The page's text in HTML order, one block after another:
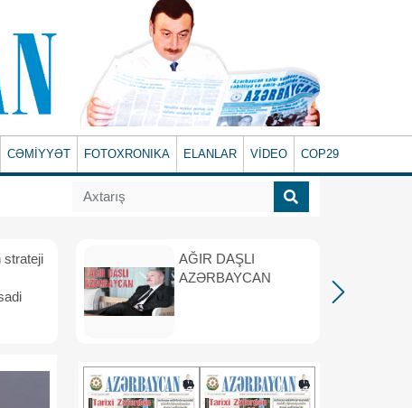
CƏMİYYƏT FOTOXRONIKA ELANLAR VİDEO COP29
strateji
AĞIR DAŞLI
AZƏRBAYCAN